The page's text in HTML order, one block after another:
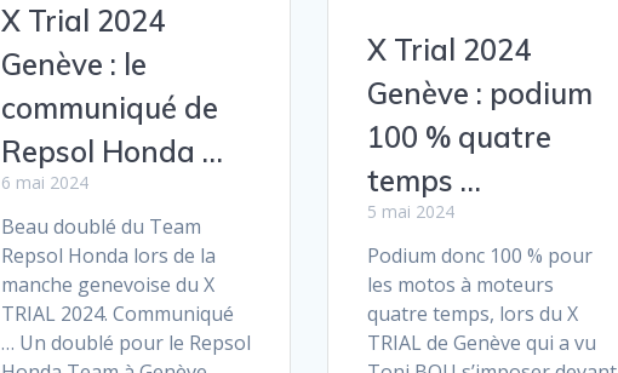
X Trial 2024
Genève : le
communiqué de
Repsol Honda …
6 mai 2024
Beau doublé du Team
Repsol Honda lors de la
manche genevoise du X
TRIAL 2024. Communiqué
… Un doublé pour le Repsol
X Trial 2024
Genève : podium
100 % quatre
temps …
5 mai 2024
Podium donc 100 % pour
les motos à moteurs
quatre temps, lors du X
TRIAL de Genève qui a vu